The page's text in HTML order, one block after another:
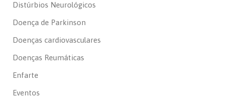
Distúrbios Neurológicos
Doença de Parkinson
Doenças cardiovasculares
Doenças Reumáticas
Enfarte
Eventos